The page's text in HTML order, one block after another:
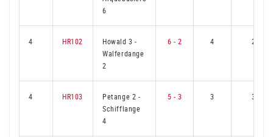
6
4 HR102 Howald 3-
Walferdange
2
6 - 2 4 2
4 HR103 Petange 2 -
Schifflange
4
5 - 3 3 3